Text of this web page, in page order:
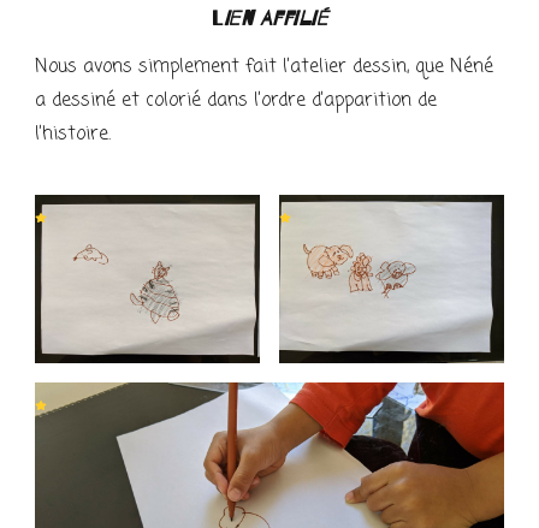
Lien affilié
Nous avons simplement fait l’atelier dessin, que Néné
a dessiné et colorié dans l’ordre d’apparition de
l’histoire.